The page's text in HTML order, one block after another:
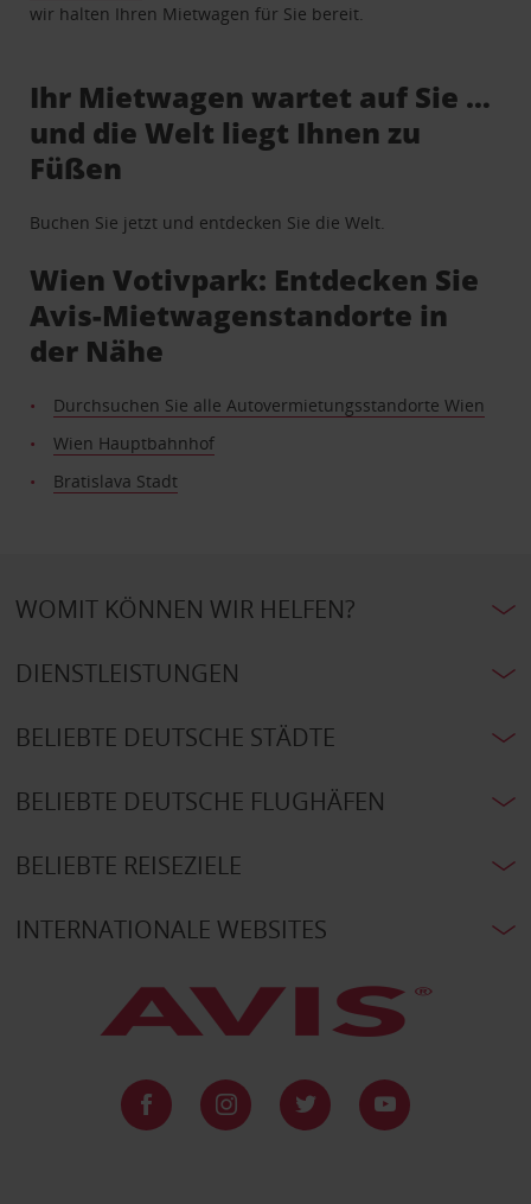
wir halten Ihren Mietwagen für Sie bereit.
Ihr Mietwagen wartet auf Sie …
und die Welt liegt Ihnen zu
Füßen
Buchen Sie jetzt und entdecken Sie die Welt.
Wien Votivpark: Entdecken Sie
Avis-Mietwagenstandorte in
der Nähe
Durchsuchen Sie alle Autovermietungsstandorte Wien
Wien Hauptbahnhof
Bratislava Stadt
WOMIT KÖNNEN WIR HELFEN?
DIENSTLEISTUNGEN
BELIEBTE DEUTSCHE STÄDTE
BELIEBTE DEUTSCHE FLUGHÄFEN
BELIEBTE REISEZIELE
INTERNATIONALE WEBSITES